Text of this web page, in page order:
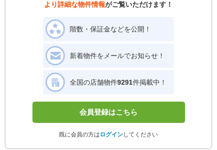
より詳細な物件情報がご覧いただけます！
階数・保証金などを公開！
新着物件をメールでお知らせ！
全国の店舗物件9291件掲載中！
会員登録はこちら
既に会員の方は ログインしてください